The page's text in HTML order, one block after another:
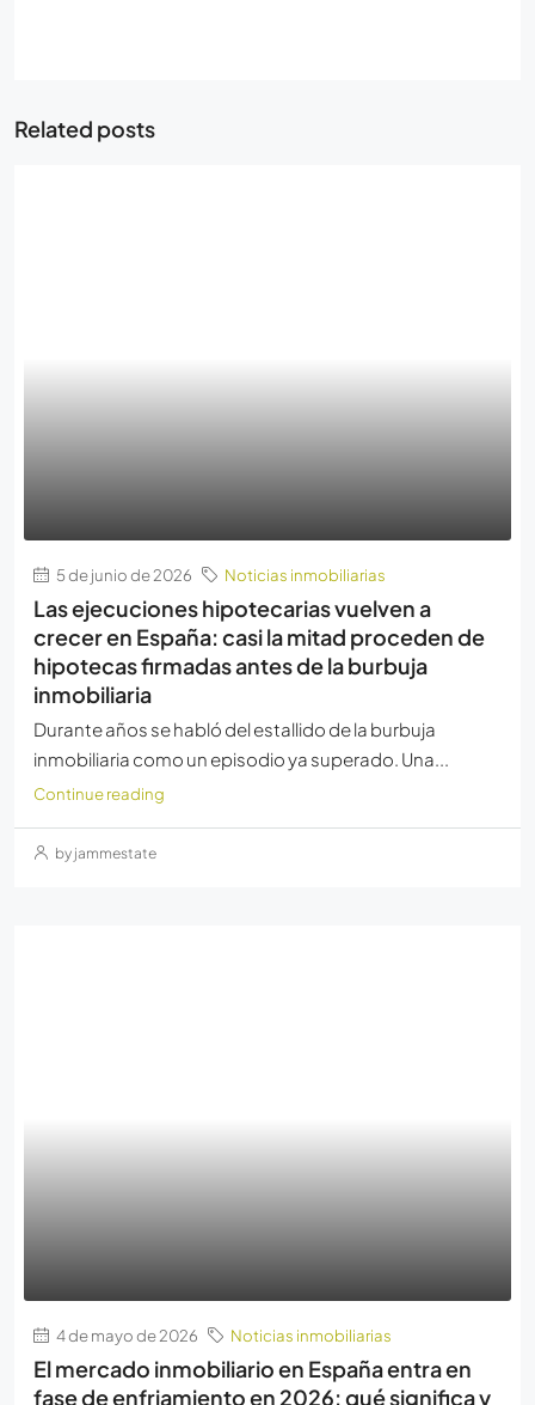
Related posts
5 de junio de 2026 Noticias inmobiliarias
Las ejecuciones hipotecarias vuelven a
crecer en España: casi la mitad proceden de
hipotecas firmadas antes de la burbuja
inmobiliaria
Durante años se habló del estallido de la burbuja
inmobiliaria como un episodio ya superado. Una...
Continue reading
by jammestate
4 de mayo de 2026 Noticias inmobiliarias
El mercado inmobiliario en España entra en
fase de enfriamiento en 2026: qué significa y